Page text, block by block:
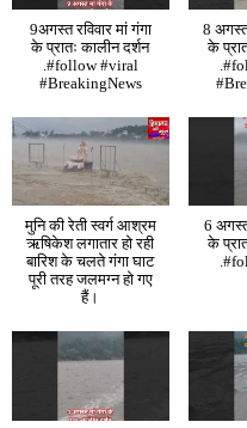
9अगस्त रविवार मां गंगा
के प्रातः कालीन दर्शन
.#follow #viral
#BreakingNews
8 अगस्त
के
मुनि की रेती स्वर्ग आश्रम
ऋषिकेश लगातार हो रही
बारिश के चलते गंगा घाट
पूरी तरह जलमग्न हो गए
हैं।
6
के